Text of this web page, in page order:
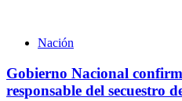
Nación
Gobierno Nacional
responsable del secuestro